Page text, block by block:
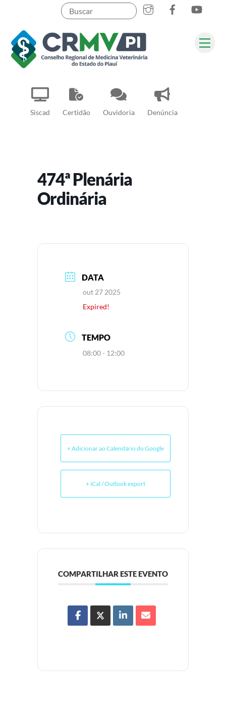
content
Siscad Certidão Ouvidoria Denúncia
InstagramFacebook
Pesquisar
474ª Plenária
Ordinária
DATA
out 27 2025
Expired!
TEMPO
08:00 - 12:00
+ Adicionar ao Calendário do Google
+ iCal / Outlook export
COMPARTILHAR ESTE EVENTO